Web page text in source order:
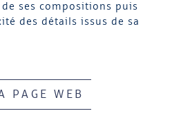
ses compositions puis
des détails issus de sa
PAGE WEB